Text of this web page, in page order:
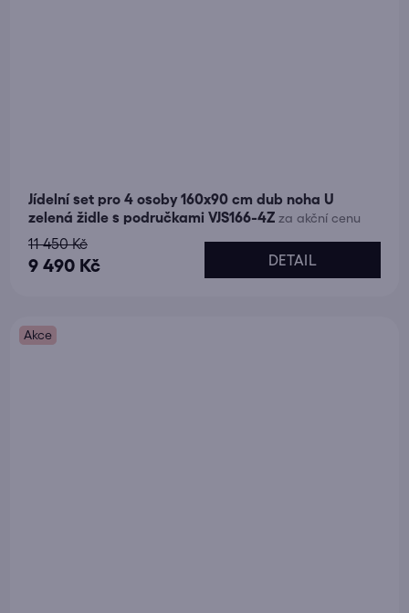
Jídelní set pro 4 osoby 160x90 cm dub noha U
zelená židle s područkami VJS166-4Z za akční cenu
9 490 Kč
11 450 Kč
DETAIL
Akce